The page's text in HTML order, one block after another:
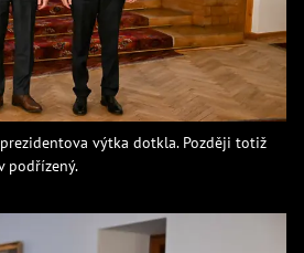
výtka dotkla. Později totiž
podřízený.